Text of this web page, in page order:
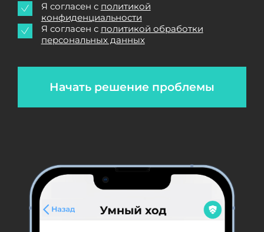
Начать решение проблемы
Я согласен с политикой
конфиденциальности
Я согласен с политикой обработки
персональных данных